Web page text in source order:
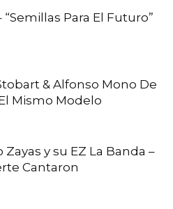
“Semillas Para El Futuro”
& Alfonso Mono De
Mismo Modelo
Zayas y su EZ La Banda –
Cantaron